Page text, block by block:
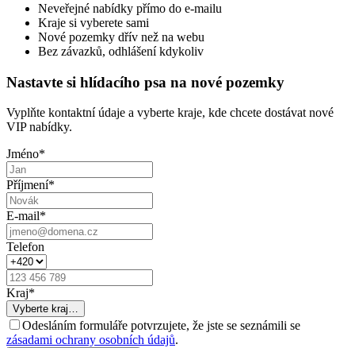
Neveřejné nabídky přímo do e-mailu
Kraje si vyberete sami
Nové pozemky dřív než na webu
Bez závazků, odhlášení kdykoliv
Nastavte si hlídacího psa na nové pozemky
Vyplňte kontaktní údaje a vyberte kraje, kde chcete dostávat nové
VIP nabídky.
Jméno*
Příjmení*
E-mail*
Telefon
Kraj*
Vyberte kraj…
Odesláním formuláře potvrzujete, že jste se seznámili se
zásadami ochrany osobních údajů.